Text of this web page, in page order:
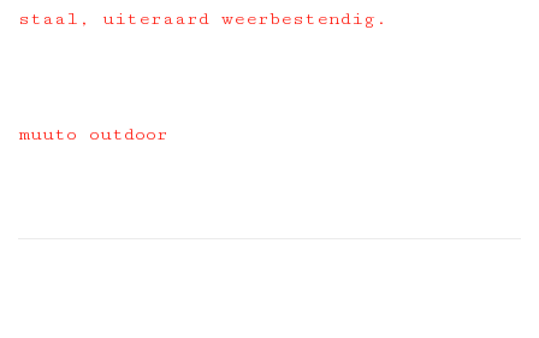
staal, uiteraard weerbestendig.
muuto outdoor